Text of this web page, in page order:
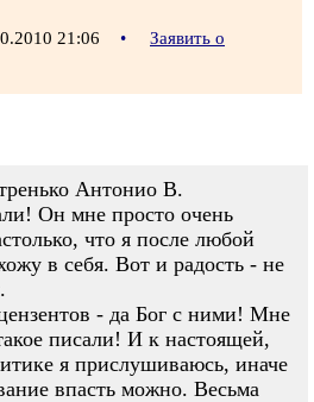
21:06 •
Заявить о
Антонио В.
Он мне просто очень
что я после любой
в себя. Вот и радость - не
- да Бог с ними! Мне
писали! И к настоящей,
я прислушиваюсь, иначе
впасть можно. Весьма